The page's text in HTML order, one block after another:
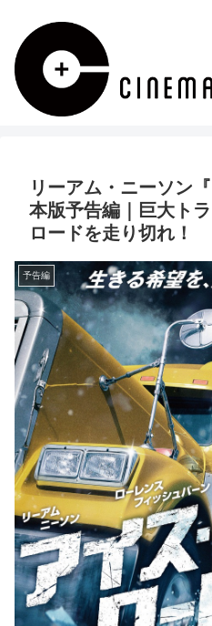
リーアム・ニーソン
本版予告編｜巨大ト
ロードを走り切れ！
予告編